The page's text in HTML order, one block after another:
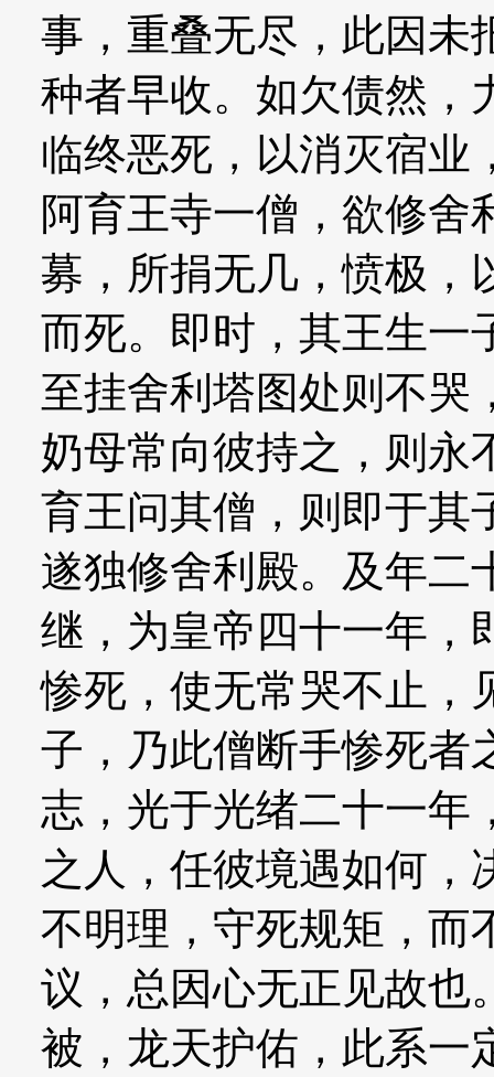
事，重叠无尽，此因未
种者早收。如欠债然，
临终恶死，以消灭宿业
阿育王寺一僧，欲修舍
募，所捐无几，愤极，
而死。即时，其王生一
至挂舍利塔图处则不哭
奶母常向彼持之，则永
育王问其僧，则即于其
遂独修舍利殿。及年二
继，为皇帝四十一年，
惨死，使无常哭不止，
子，乃此僧断手惨死者
志，光于光绪二十一年
之人，任彼境遇如何，
不明理，守死规矩，而
议，总因心无正见故也
被，龙天护佑，此系一